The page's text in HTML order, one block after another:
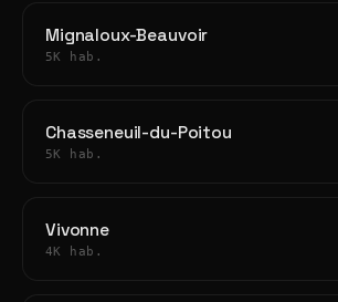
Mignaloux-Beauvoir
5K hab.
Chasseneuil-du-Poitou
5K hab.
Vivonne
4K hab.